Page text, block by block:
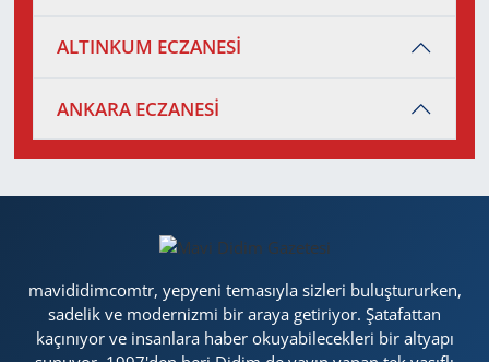
ALTINKUM ECZANESİ
ANKARA ECZANESİ
mavididimcomtr, yepyeni temasıyla sizleri buluştururken,
sadelik ve modernizmi bir araya getiriyor. Şatafattan
kaçınıyor ve insanlara haber okuyabilecekleri bir altyapı